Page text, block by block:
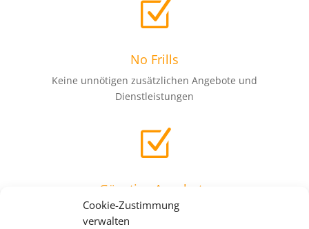
Cookie-Zustimmung
verwalten
Z
No Frills
Keine unnötigen zusätzlichen Angebote und
Dienstleistungen
Z
Günstige Angebote
Charterflüge sind in der Regel preiswerter als Linienflüge